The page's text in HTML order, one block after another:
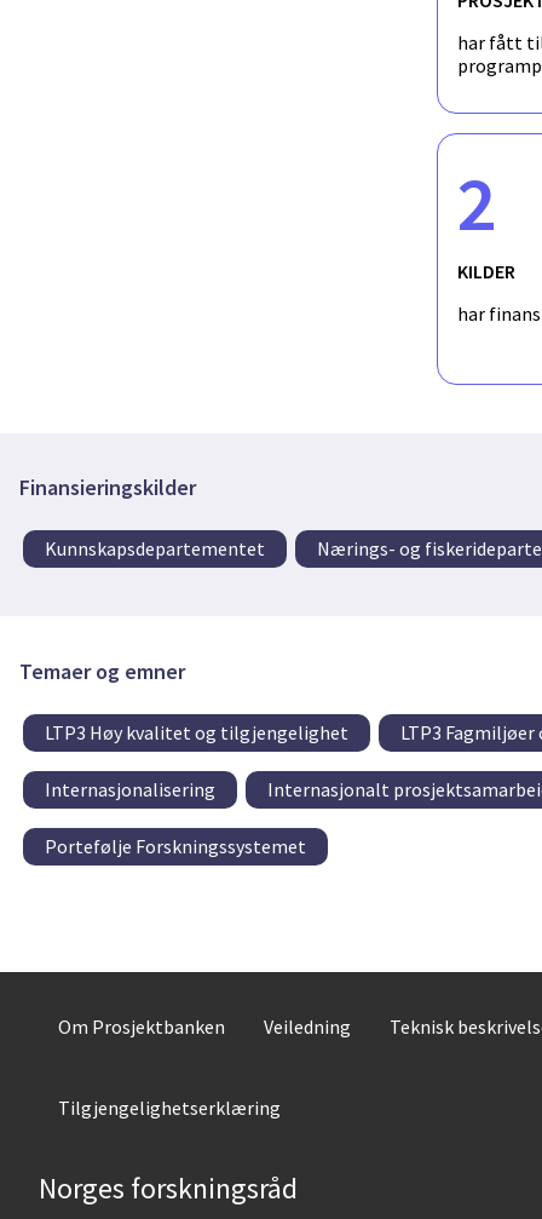
har fått
2
KILDER
har
Finansieringskilder
Kunnskapsdepartementet Nærings- og
Temaer og emner
LTP3 Høy kvalitet og tilgjengelighet LTP3
Internasjonalisering Internasjonalt
Portefølje Forskningssystemet
Om Prosjektbanken Veiledning Teknisk
Tilgjengelighetserklæring
Norges forskningsråd